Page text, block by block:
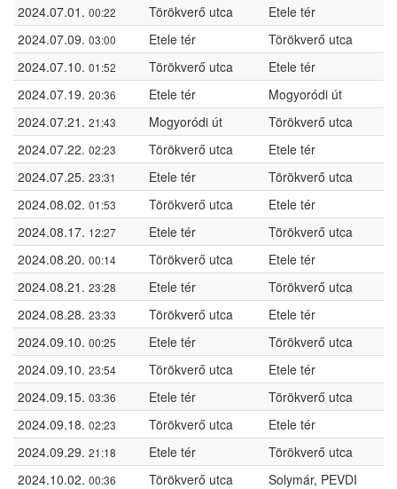
2024.07.01. 00:22 Törökverő utca
Etele tér
2024.07.09. 03:00 Etele tér
Törökverő utca
2024.07.10. 01:52 Törökverő utca
Etele tér
2024.07.19. 20:36 Etele tér
Mogyoródi út
2024.07.21. 21:43 Mogyoródi út
Törökverő utca
2024.07.22. 02:23 Törökverő utca
Etele tér
2024.07.25. 23:31 Etele tér
Törökverő utca
2024.08.02. 01:53 Törökverő utca
Etele tér
2024.08.17. 12:27 Etele tér
Törökverő utca
2024.08.20. 00:14 Törökverő utca
Etele tér
2024.08.21. 23:28 Etele tér
Törökverő utca
2024.08.28. 23:33 Törökverő utca
Etele tér
2024.09.10. 00:25 Etele tér
Törökverő utca
2024.09.10. 23:54 Törökverő utca
Etele tér
2024.09.15. 03:36 Etele tér
Törökverő utca
2024.09.18. 02:23 Törökverő utca
Etele tér
2024.09.29. 21:18 Etele tér
Törökverő utca
2024.10.02. 00:36 Törökverő utca
Solymár, PEVDI